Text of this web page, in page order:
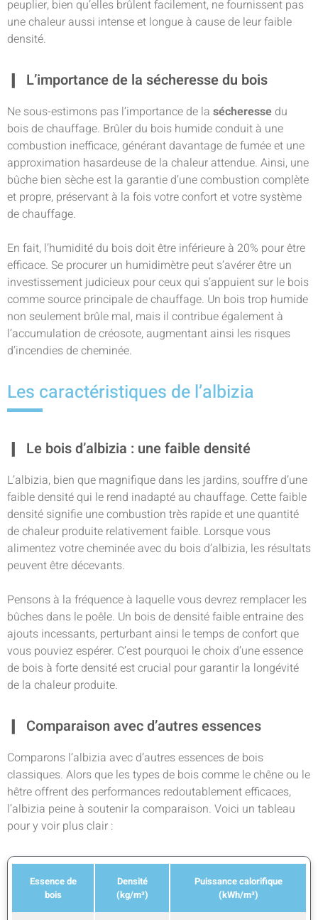
peuplier, bien qu’elles brûlent facilement, ne fournissent pas
une chaleur aussi intense et longue à cause de leur faible
densité.
L’importance de la sécheresse du bois
Ne sous-estimons pas l’importance de la sécheresse du
bois de chauffage. Brûler du bois humide conduit à une
combustion inefficace, générant davantage de fumée et une
approximation hasardeuse de la chaleur attendue. Ainsi, une
bûche bien sèche est la garantie d’une combustion complète
et propre, préservant à la fois votre confort et votre système
de chauffage.
En fait, l’humidité du bois doit être inférieure à 20% pour être
efficace. Se procurer un humidimètre peut s’avérer être un
investissement judicieux pour ceux qui s’appuient sur le bois
comme source principale de chauffage. Un bois trop humide
non seulement brûle mal, mais il contribue également à
l’accumulation de créosote, augmentant ainsi les risques
d’incendies de cheminée.
Les caractéristiques de l’albizia
Le bois d’albizia : une faible densité
L’albizia, bien que magnifique dans les jardins, souffre d’une
faible densité qui le rend inadapté au chauffage. Cette faible
densité signifie une combustion très rapide et une quantité
de chaleur produite relativement faible. Lorsque vous
alimentez votre cheminée avec du bois d’albizia, les résultats
peuvent être décevants.
Pensons à la fréquence à laquelle vous devrez remplacer les
bûches dans le poêle. Un bois de densité faible entraine des
ajouts incessants, perturbant ainsi le temps de confort que
vous pouviez espérer. C’est pourquoi le choix d’une essence
de bois à forte densité est crucial pour garantir la longévité
de la chaleur produite.
Comparaison avec d’autres essences
Comparons l’albizia avec d’autres essences de bois
classiques. Alors que les types de bois comme le chêne ou le
hêtre offrent des performances redoutablement efficaces,
l’albizia peine à soutenir la comparaison. Voici un tableau
pour y voir plus clair :
Essence de
bois
Densité
(kg/m³)
Puissance calorifique
(kWh/m³)